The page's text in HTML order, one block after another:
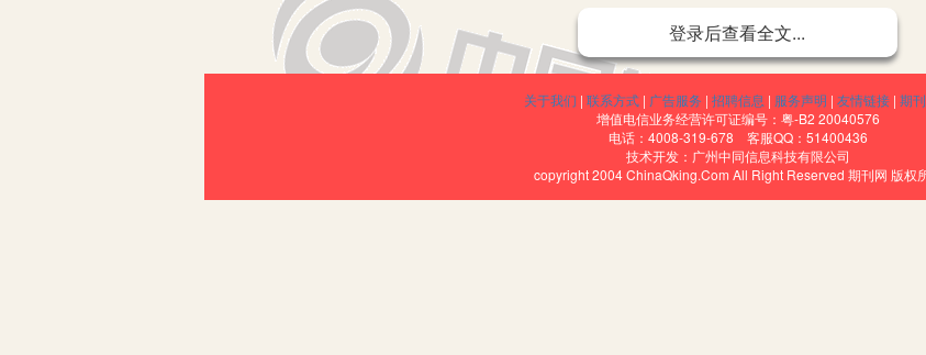
初中教学中，教师应尊重学生个性，合理应用互助教学模式开展教学活动，通过学生相互帮助，提高教
是学生学习的主体，学生则处于被动的学习状态，久而久之，学生就会失去学习兴趣，不利于教学活动
如两人组、四人组、多人组的方式等，以此开展教学活动，引导学生探究学习，以此提高课堂教学效果。
例如，学习《追求高雅情趣品味美好生活》这一内容时，教师可以就教学内容为学生设计教学活动
模式不仅是学生之间互助，也包括教师与学生之间互助。学习这一内容时，教师可以与学生进行情感交
登录后查看全文...
关于我们 | 联系方式 | 广告服务 | 招聘信息 | 服务声明 | 友情链接 | 期
增值电信业务经营许可证编号：粤-B2 20040576
电话：4008-319-678 客服QQ：51400436
技术开发：广州中同信息科技有限公司
copyright 2004 ChinaQking.Com All Right Reserved 期刊网 版权